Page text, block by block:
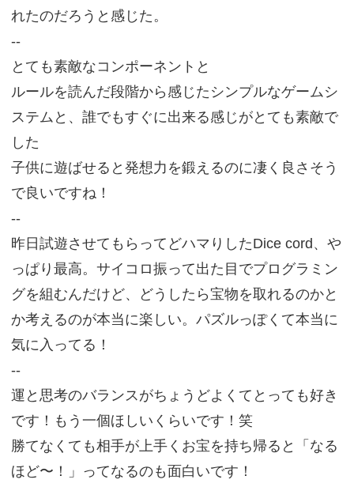
れたのだろうと感じた。
--
とても素敵なコンポーネントと
ルールを読んだ段階から感じたシンプルなゲームシ
ステムと、誰でもすぐに出来る感じがとても素敵で
した
子供に遊ばせると発想力を鍛えるのに凄く良さそう
で良いですね！
--
昨日試遊させてもらってどハマりしたDice cord、や
っぱり最高。サイコロ振って出た目でプログラミン
グを組むんだけど、どうしたら宝物を取れるのかと
か考えるのが本当に楽しい。パズルっぽくて本当に
気に入ってる！
--
運と思考のバランスがちょうどよくてとっても好き
です！もう一個ほしいくらいです！笑
勝てなくても相手が上手くお宝を持ち帰ると「なる
ほど〜！」ってなるのも面白いです！